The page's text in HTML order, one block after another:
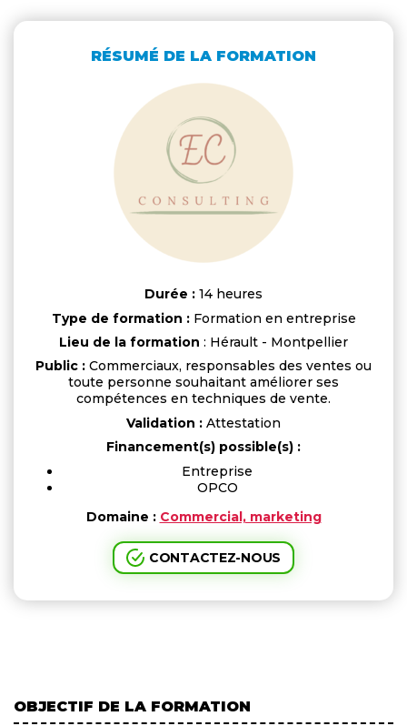
RÉSUMÉ DE LA FORMATION
Durée : 14 heures
Type de formation :Formation en entreprise
Lieu de la formation : Hérault - Montpellier
Public : Commerciaux, responsables des ventes ou
toute personne souhaitant améliorer ses
compétences en techniques de vente.
Validation : Attestation
Financement(s) possible(s) :
Entreprise
OPCO
Domaine : Commercial, marketing
CONTACTEZ-NOUS
OBJECTIF DE LA FORMATION